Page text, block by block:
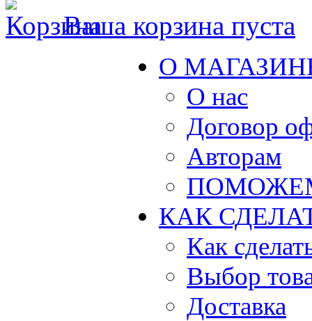
Ваша корзина пуста
О
О нас
Договор
Авторам
КАК
Как
Выбор
Доставка